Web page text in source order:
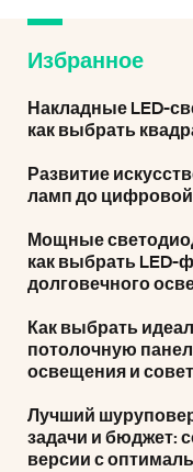
Избранное
Накладные LED-
как выбрать
Развитие
ламп до
Мощные
как выбрать LED-
долговечного
Как выбрать
потолочную
освещения и
Лучший
задачи и бюджет:
версии с